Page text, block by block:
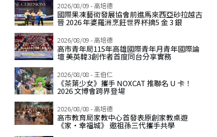
2026/08/09 - 高培德
國際果凍藝術發展協會前進馬來西亞砂拉越古
晉 2026 年婆羅洲烹飪世界杯摘5 金 3 銀
2026/08/09 - 高培德
高市青年局115年高雄國際青年月青年國際論
壇 美英韓3創作者首度同台分享實務
2026/08/08 - 王伯仁
《茶葉少女》攜手 NOXCAT 推聯名 U 卡！
2026 文博會跨界登場
2026/08/08 - 高培德
高市教育局家教中心首發表原創家教桌遊
《家‧幸福城》 邀祖孫三代攜手共學